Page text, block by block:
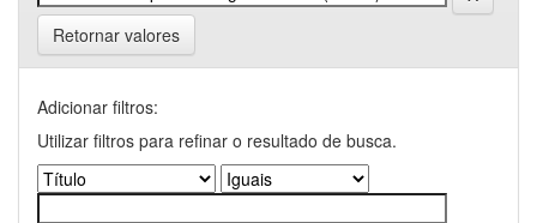
Retornar valores
Adicionar filtros:
Utilizar filtros para refinar o resultado de busca.